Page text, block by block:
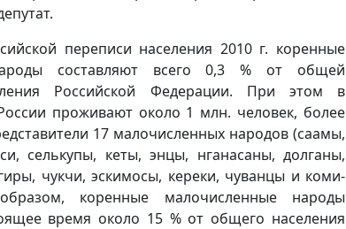
переписи населения 2010 г. коренные
составляют всего 0,3 % от общей
Российской Федерации. При этом в
проживают около 1 млн. человек, более
17 малочисленных народов (саамы,
селькупы, кеты, энцы, нганасаны, долганы,
чукчи, эскимосы, кереки, чуванцы и коми-
коренные малочисленные народы
время около 15 % от общего населения